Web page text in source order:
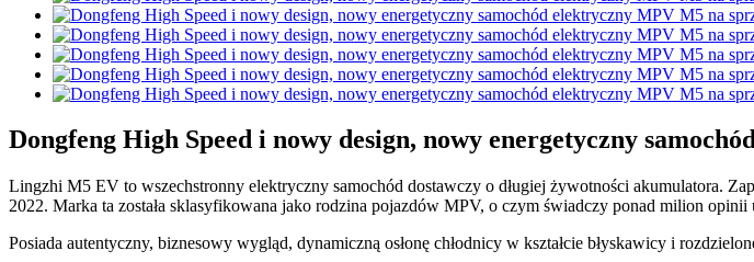
Dongfeng High Speed ​​i nowy design, nowy energetyczny
Lingzhi M5 EV to wszechstronny elektryczny samochód dostawczy o długiej żywotności akumulatora.
2022. Marka ta została sklasyfikowana jako rodzina pojazdów MPV, o czym świadczy ponad milion
Posiada autentyczny, biznesowy wygląd, dynamiczną osłonę chłodnicy w kształcie błyskawicy i